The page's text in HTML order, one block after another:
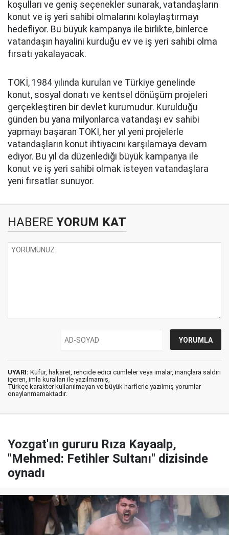
koşulları ve geniş seçenekler sunarak, vatandaşların
konut ve iş yeri sahibi olmalarını kolaylaştırmayı
hedefliyor. Bu büyük kampanya ile birlikte, binlerce
vatandaşın hayalini kurduğu ev ve iş yeri sahibi olma
fırsatı yakalayacak.
TOKİ, 1984 yılında kurulan ve Türkiye genelinde
konut, sosyal donatı ve kentsel dönüşüm projeleri
gerçekleştiren bir devlet kurumudur. Kurulduğu
günden bu yana milyonlarca vatandaşı ev sahibi
yapmayı başaran TOKİ, her yıl yeni projelerle
vatandaşların konut ihtiyacını karşılamaya devam
ediyor. Bu yıl da düzenlediği büyük kampanya ile
konut ve iş yeri sahibi olmak isteyen vatandaşlara
yeni fırsatlar sunuyor.
HABERE YORUM KAT
UYARI: Küfür, hakaret, rencide edici cümleler veya imalar, inançlara saldırı
içeren, imla kuralları ile yazılmamış,
Türkçe karakter kullanılmayan ve büyük harflerle yazılmış yorumlar
onaylanmamaktadır.
Yozgat'ın gururu Rıza Kayaalp,
"Mehmed: Fetihler Sultanı" dizisinde
oynadı